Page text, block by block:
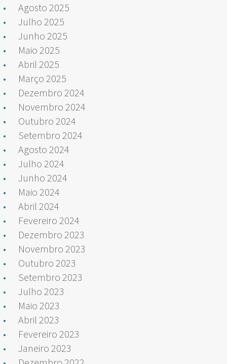
Agosto 2025
Julho 2025
Junho 2025
Maio 2025
Abril 2025
Março 2025
Dezembro 2024
Novembro 2024
Outubro 2024
Setembro 2024
Agosto 2024
Julho 2024
Junho 2024
Maio 2024
Abril 2024
Fevereiro 2024
Dezembro 2023
Novembro 2023
Outubro 2023
Setembro 2023
Julho 2023
Maio 2023
Abril 2023
Fevereiro 2023
Janeiro 2023